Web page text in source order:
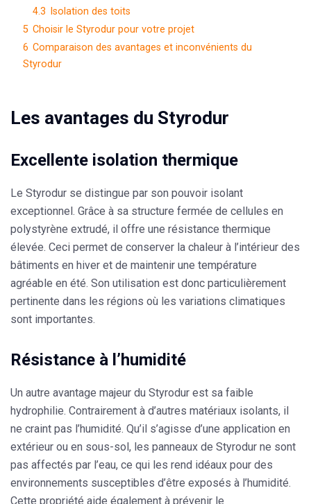
4.3
Isolation des toits
5 Choisir le Styrodur pour votre projet
6 Comparaison des avantages et inconvénients du
Styrodur
Les avantages du Styrodur
Excellente isolation thermique
Le Styrodur se distingue par son pouvoir isolant
exceptionnel. Grâce à sa structure fermée de cellules en
polystyrène extrudé, il offre une résistance thermique
élevée. Ceci permet de conserver la chaleur à l’intérieur des
bâtiments en hiver et de maintenir une température
agréable en été. Son utilisation est donc particulièrement
pertinente dans les régions où les variations climatiques
sont importantes.
Résistance à l’humidité
Un autre avantage majeur du Styrodur est sa faible
hydrophilie. Contrairement à d’autres matériaux isolants, il
ne craint pas l’humidité. Qu’il s’agisse d’une application en
extérieur ou en sous-sol, les panneaux de Styrodur ne sont
pas affectés par l’eau, ce qui les rend idéaux pour des
environnements susceptibles d’être exposés à l’humidité.
Cette propriété aide également à prévenir le